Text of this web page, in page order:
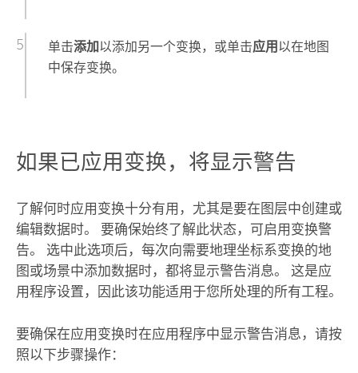
单击添加以添加另一个变换，或单击应用 以在地图
中保存变换。
如果已应用变换，将显示警告
了解何时应用变换十分有用，尤其是要在图层中创建或
编辑数据时。 要确保始终了解此状态，可启用变换警
告。 选中此选项后，每次向需要地理坐标系变换的地
图或场景中添加数据时，都将显示警告消息。 这是应
用程序设置，因此该功能适用于您所处理的所有工程。
要确保在应用变换时在应用程序中显示警告消息，请按
照以下步骤操作：